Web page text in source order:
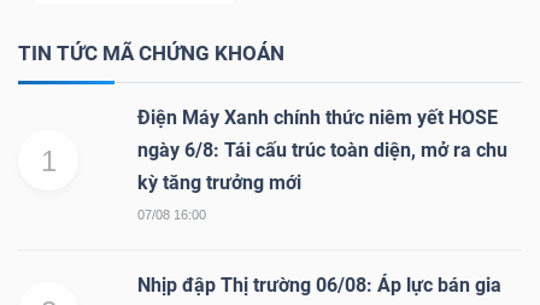
TIN TỨC MÃ CHỨNG KHOÁN
1
Điện Máy Xanh chính thức niêm yết HOSE
ngày 6/8: Tái cấu trúc toàn diện, mở ra chu
kỳ tăng trưởng mới
07/08 16:00
Nhịp đập Thị trường 06/08: Áp lực bán gia
VẬT